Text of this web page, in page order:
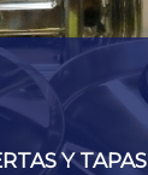
Y TAPAS